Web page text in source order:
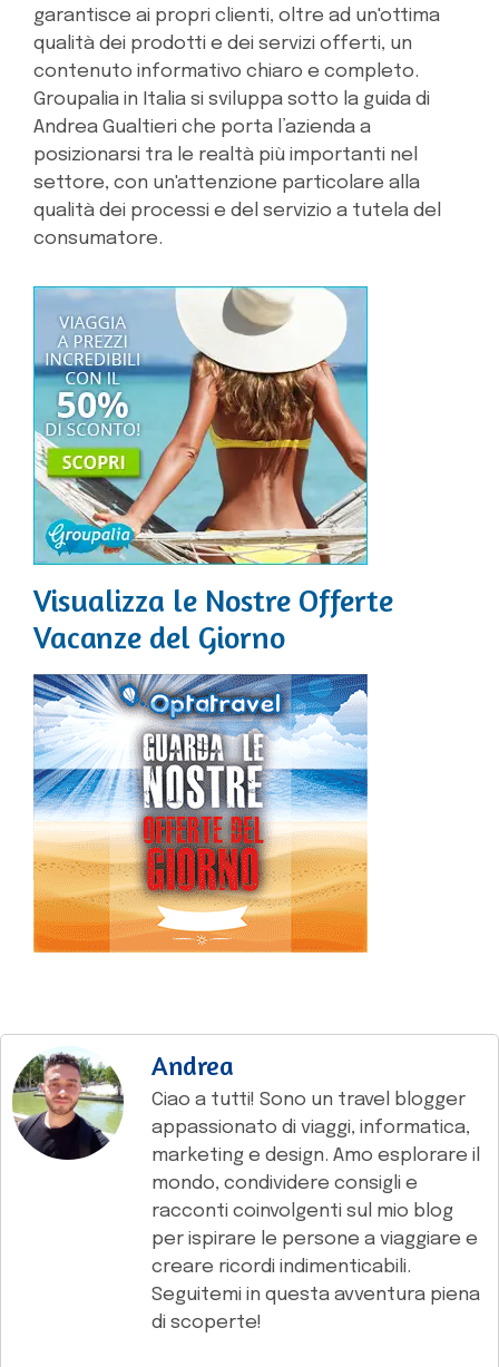
garantisce ai propri clienti, oltre ad un'ottima
qualità dei prodotti e dei servizi offerti, un
contenuto informativo chiaro e completo.
Groupalia in Italia si sviluppa sotto la guida di
Andrea Gualtieri che porta l’azienda a
posizionarsi tra le realtà più importanti nel
settore, con un'attenzione particolare alla
qualità dei processi e del servizio a tutela del
consumatore.
Visualizza le Nostre Offerte
Vacanze del Giorno
Andrea
Ciao a tutti! Sono un travel blogger
appassionato di viaggi, informatica,
marketing e design. Amo esplorare il
mondo, condividere consigli e
racconti coinvolgenti sul mio blog
per ispirare le persone a viaggiare e
creare ricordi indimenticabili.
Seguitemi in questa avventura piena
di scoperte!